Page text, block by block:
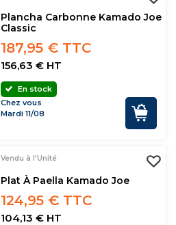
Plancha Carbonne Kamado Joe
Classic
187,95 € TTC
156,63 € HT
En stock
Chez vous
Mardi 11/08
Vendu à l'Unité
Plat À Paella Kamado Joe
124,95 € TTC
104,13 € HT